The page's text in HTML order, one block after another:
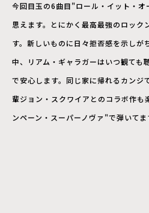
今回目玉の6曲目"ロール・イット・
思えます。とにかく最高最強のロック
す。新しいものに日々拒否感を示しが
中、リアム・ギャラガーはいつ観ても
で安心します。同じ家に帰れるカンジ
輩ジョン・スクワイアとのコラボ作
ンペーン・スーパーノヴァ"で弾いてま